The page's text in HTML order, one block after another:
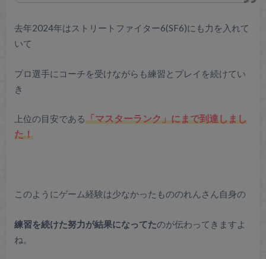
去年2024年はストリートファイター6(SF6)にも力を入れて
いて
プロ選手にコーチを受けながらも練習とプレイを続けてい
き
上位の目安である「マスターランク」にまで到達しまし
た！
このようにゲーム経験は少なかったもののれんさん自身の
練習を続けた努力が結果になってたのが伝わってきますよ
ね。